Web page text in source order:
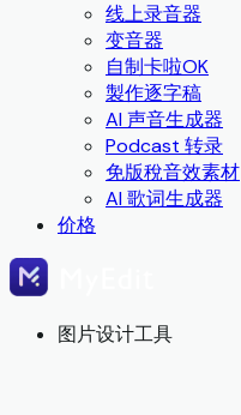
线上录音器
变音器
自制卡啦OK
製作逐字稿
AI 声音生成器
Podcast 转录
免版稅音效素材
AI 歌词生成器
价格
图片设计工具